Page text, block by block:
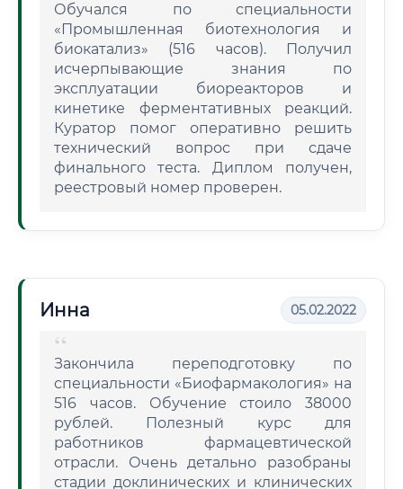
Обучался по специальности
«Промышленная биотехнология и
биокатализ» (516 часов). Получил
исчерпывающие знания по
эксплуатации биореакторов и
кинетике ферментативных реакций.
Куратор помог оперативно решить
технический вопрос при сдаче
финального теста. Диплом получен,
реестровый номер проверен.
Инна 05.02.2022
Закончила переподготовку по
специальности «Биофармакология» на
516 часов. Обучение стоило 38000
рублей. Полезный курс для
работников фармацевтической
отрасли. Очень детально разобраны
стадии доклинических и клинических